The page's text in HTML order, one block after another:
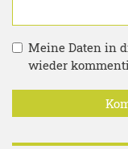
Meine Daten in
wieder